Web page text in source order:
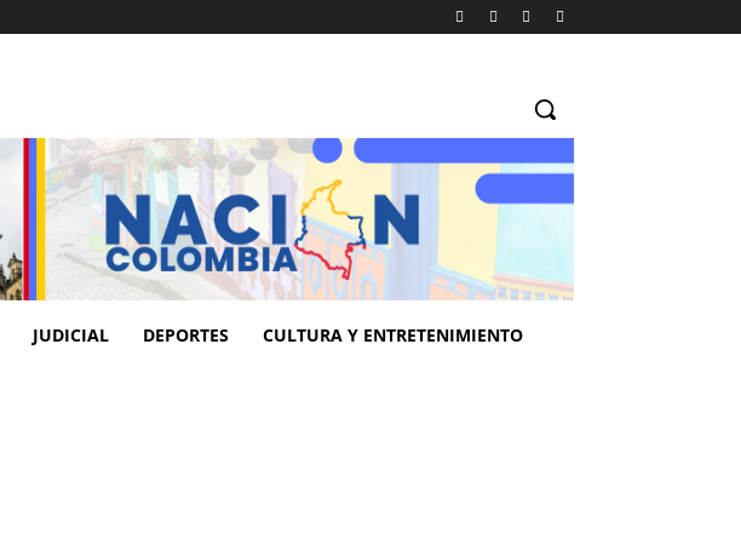
JUDICIAL DEPORTES CULTURA Y ENTRETENIMIENTO